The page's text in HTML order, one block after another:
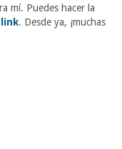
mí. Puedes hacer la
. Desde ya, ¡muchas